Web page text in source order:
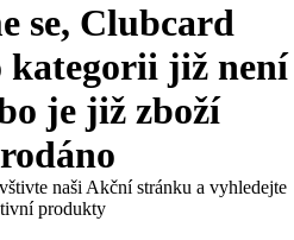
se, Clubcard
kategorii již není
je již zboží
naši Akční stránku a vyhledejte
produkty